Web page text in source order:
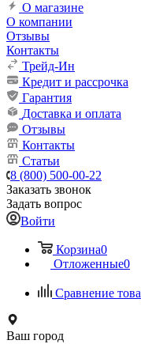
О магазине
О компании
Отзывы
Контакты
Трейд-Ин
Кредит и рассрочка
Гарантия
Доставка и оплата
Отзывы
Контакты
Статьи
8 (800) 500-00-22
Заказать звонок
Задать вопрос
Войти
Корзина0
Отложенные0
Сравнение
Ваш город